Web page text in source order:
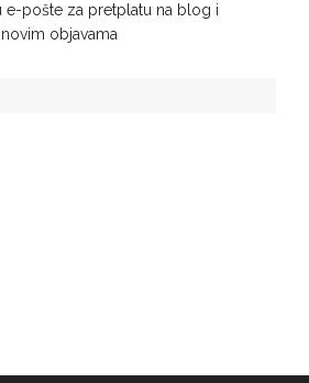
e-pošte za pretplatu na blog i
objavama